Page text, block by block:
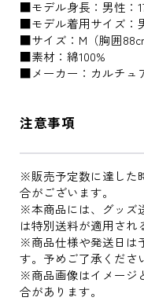
■モデル身長：男性：
■モデル着用サイズ：
■サイズ：M（胸囲
■素材：綿100%
■メーカー：カルチュ
注意事項
※販売予定数に達した
合がございます。
※本商品には、グッズ
は特別送料が適用され
※商品仕様や発送日は
す。予めご了承くださ
※商品画像はイメージ
合があります。